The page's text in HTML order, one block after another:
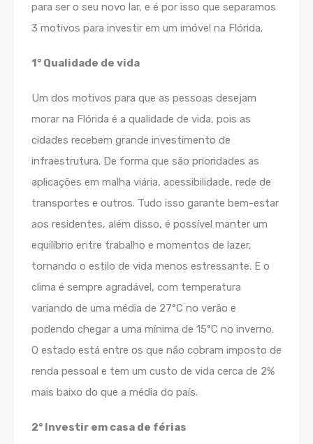
para ser o seu novo lar, e é por isso que separamos
3 motivos para investir em um imóvel na Flórida.
1° Qualidade de vida
Um dos motivos para que as pessoas desejam
morar na Flórida é a qualidade de vida, pois as
cidades recebem grande investimento de
infraestrutura. De forma que são prioridades as
aplicações em malha viária, acessibilidade, rede de
transportes e outros. Tudo isso garante bem-estar
aos residentes, além disso, é possível manter um
equilíbrio entre trabalho e momentos de lazer,
tornando o estilo de vida menos estressante. E o
clima é sempre agradável, com temperatura
variando de uma média de 27°C no verão e
podendo chegar a uma mínima de 15°C no inverno.
O estado está entre os que não cobram imposto de
renda pessoal e tem um custo de vida cerca de 2%
mais baixo do que a média do país.
2° Investir em casa de férias